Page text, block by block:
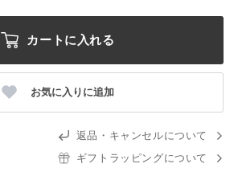
カートに入れる
お気に入りに追加
返品・キャンセルについて
ギフトラッピングについて